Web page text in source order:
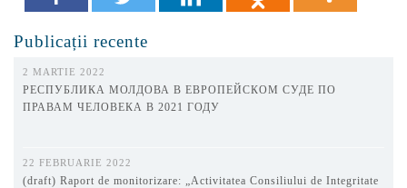
Publicații recente
2 MARTIE 2022
РЕСПУБЛИКА МОЛДОВА В ЕВРОПЕЙСКОМ СУДЕ ПО
ПРАВАМ ЧЕЛОВЕКА В 2021 ГОДУ
22 FEBRUARIE 2022
(draft) Raport de monitorizare: „Activitatea Consiliului de Integritate